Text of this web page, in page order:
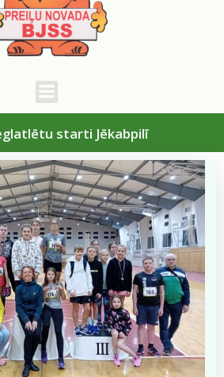
starti Jēkabpilī